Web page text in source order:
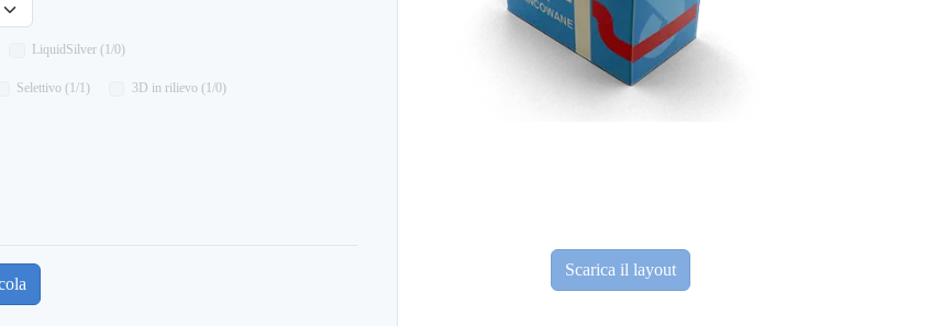
LiquidSilver (1/0)
Selettivo (1/1) 3D in rilievo (1/0)